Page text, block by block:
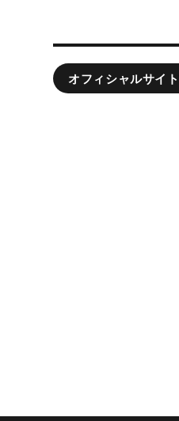
オフィシャルサイ